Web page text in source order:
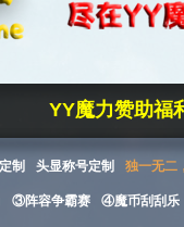
YY魔力赞助福
制 头显称号定制 独一无二
③阵容争霸赛 ④魔币刮刮乐